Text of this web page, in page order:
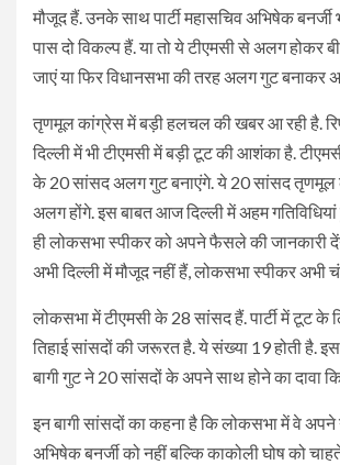
मौजूद हैं. उनके साथ पार्टी महासचिव अभिषेक बनर्जी
पास दो विकल्प हैं. या तो ये टीएमसी से अलग होकर
जाएं या फिर विधानसभा की तरह अलग गुट बनाकर
तृणमूल कांग्रेस में बड़ी हलचल की खबर आ रही है.
दिल्ली में भी टीएमसी में बड़ी टूट की आशंका है.
के 20 सांसद अलग गुट बनाएंगे. ये 20 सांसद
अलग होंगे. इस बाबत आज दिल्ली में अहम
ही लोकसभा स्पीकर को अपने फैसले की जानकारी
अभी दिल्ली में मौजूद नहीं हैं, लोकसभा स्पीकर अभी
लोकसभा में टीएमसी के 28 सांसद हैं. पार्टी में टूट के
तिहाई सांसदों की जरूरत है. ये संख्या 19 होती है.
बागी गुट ने 20 सांसदों के अपने साथ होने का दावा
इन बागी सांसदों का कहना है कि लोकसभा में वे
अभिषेक बनर्जी को नहीं बल्कि काकोली घोष को